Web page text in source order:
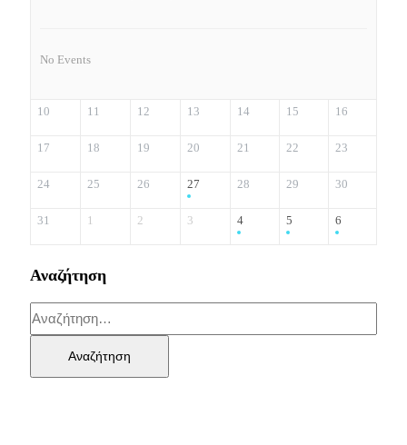
No Events
10 11 12 13 14 15 16
17 18 19 20 21 22 23
24 25 26 27 28 29 30
31 1 2 3 4 5 6
Αναζήτηση